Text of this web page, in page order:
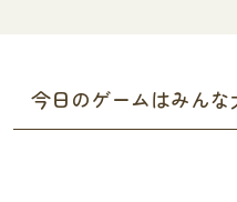
今日のゲームはみん